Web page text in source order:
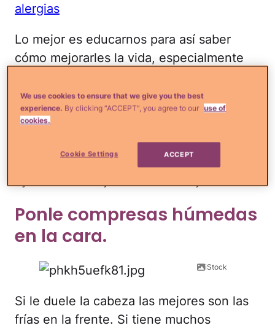
alergias
Lo mejor es educarnos para así saber
cómo mejorarles la vida, especialmente
apogeo. La buena noticia es que hay
muchas cosas que puedes hacer que no
Sigue estos consejos y verás que lograrás
Ponle compresas húmedas
en la cara.
iStock
Si le duele la cabeza las mejores son las
frías en la frente. Si tiene muchos
We use cookies to ensure that we give you the best
experience. By clicking “ACCEPT”, you agree to our use of
cookies.
Cookie Settings ACCEPT